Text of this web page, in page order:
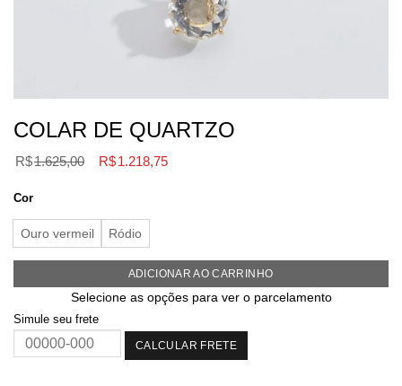
COLAR DE QUARTZO
R$1.625,00
O
era:
R$1.625,00.
R$1.218,75O
Cor
Ouro vermeil Ródio
ADICIONAR AO CARRINHO
Selecione as opções para ver o parcelamento
Simule seu frete
CALCULAR FRETE